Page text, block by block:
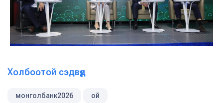
Холбоотой сэдвүүд
монголбанк2026 ой